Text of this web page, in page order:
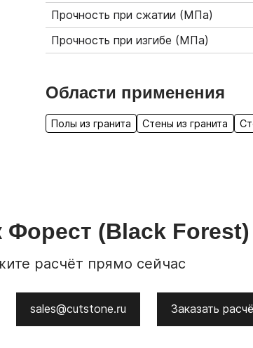
Прочность при сжатии (МПа)
Прочность при изгибе (МПа)
Области применения
Полы из гранита Стены из гранита
Форест (Black Forest)
расчёт прямо сейчас
sales@cutstone.ru Заказать